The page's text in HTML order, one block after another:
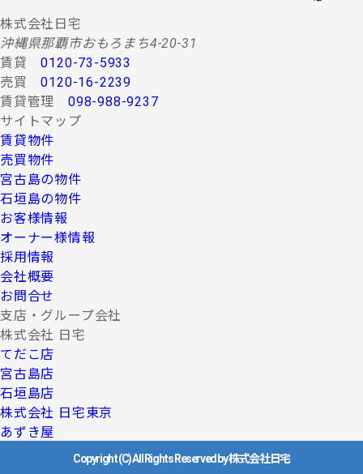
株式会社日宅
沖縄県那覇市おもろまち4-20-31
賃貸0120-73-5933
売買0120-16-2239
賃貸管理 098-988-9237
サイトマップ
賃貸物件
売買物件
宮古島の物件
石垣島の物件
お客様情報
オーナー様情報
採用情報
会社概要
お問合せ
支店・グループ会社
株式会社 日宅
てだこ店
宮古島店
石垣島店
株式会社 日宅東京
あずき屋
Copyright (C) All Rights Reserved by 株式会社日宅